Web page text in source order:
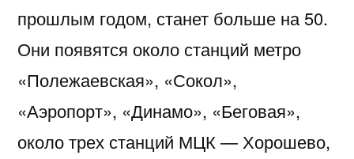
прошлым годом, станет больше на 50.
Они появятся около станций метро
«Полежаевская», «Сокол»,
«Аэропорт», «Динамо», «Беговая»,
около трех станций МЦК — Хорошево,